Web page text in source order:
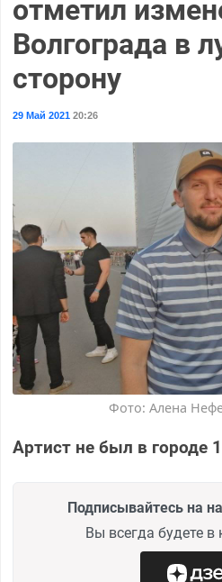
отметил
Волгограда в
сторону
29 Май 202120:26
Фото: Алена
Артист не был в городе
Подписывайтесь на
Вы всегда будете в